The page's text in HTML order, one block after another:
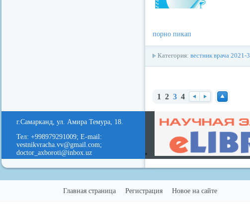
порно пикап
Категория: вестник врача 2021-3
1 2 3 4
ад
ере
д
ерх
г.Самарканд, ул. Амира Темура, 18.
Тел: +998979291009; E-mail:
vestnikvracha.vv@gmail.com;
doctor_axboroti@inbox.uz
Главная страница Регистрация Новое на сайте
redvid